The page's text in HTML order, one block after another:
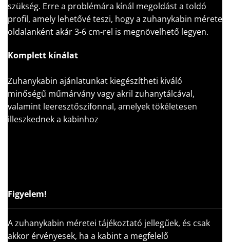
szükség. Erre a problémára kínál megoldást a toldó
profil, amely lehetővé teszi, hogy a zuhanykabin mérete
oldalanként akár 3-6 cm-rel is megnövelhető legyen.
Komplett kínálat
Zuhanykabin ajánlatunkat kiegészítheti kiváló
minőségű műmárvány vagy akril zuhanytálcával,
valamint leeresztőszifonnal, amelyek tökéletesen
illeszkednek a kabinhoz
Figyelem!
A zuhanykabin méretei tájékoztató jellegűek, és csak
akkor érvényesek, ha a kabint a megfelelő